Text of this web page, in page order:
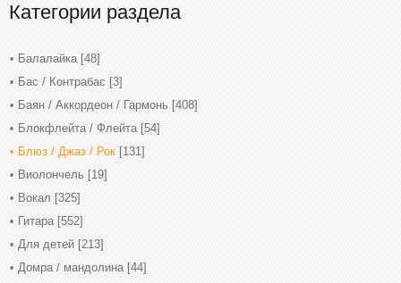
Категории раздела
Балалайка [48]
Бас / Контрабас [3]
Баян / Аккордеон / Гармонь [408]
Блокфлейта / Флейта [54]
Блюз / Джаз / Рок [131]
Виолончель [19]
Вокал [325]
Гитара [552]
Для детей [213]
Домра / мандолина [44]